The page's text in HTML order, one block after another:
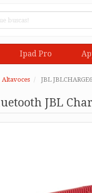
Ipad Pro
Altavoces JBL
JBL